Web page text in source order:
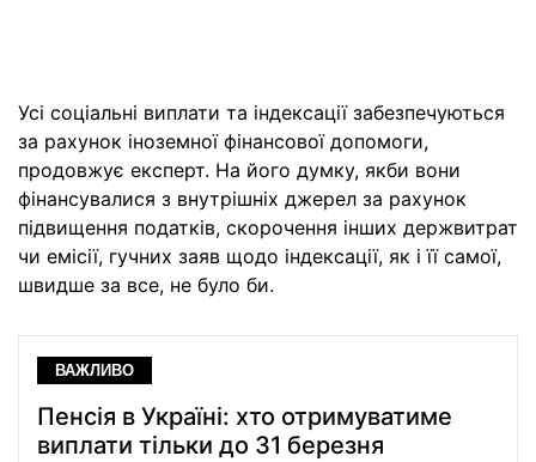
Усі соціальні виплати та індексації забезпечуються
за рахунок іноземної фінансової допомоги,
продовжує експерт. На його думку, якби вони
фінансувалися з внутрішніх джерел за рахунок
підвищення податків, скорочення інших держвитрат
чи емісії, гучних заяв щодо індексації, як і її самої,
швидше за все, не було би.
ВАЖЛИВО
Пенсія в Україні: хто отримуватиме
виплати тільки до 31 березня